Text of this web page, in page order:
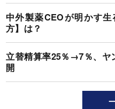
中外製薬CEOが明かす
方】は？
立替精算率25％→7％、ヤ
開